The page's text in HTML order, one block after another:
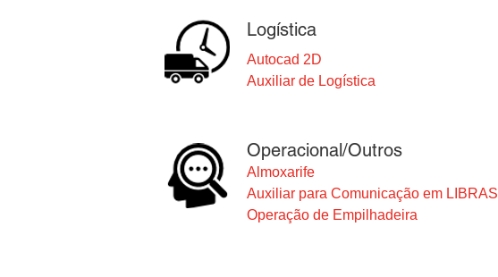
Logística
Autocad 2D
Auxiliar de Logística
Operacional/Outros
Almoxarife
Auxiliar para Comunicação em LIBRAS
Operação de Empilhadeira